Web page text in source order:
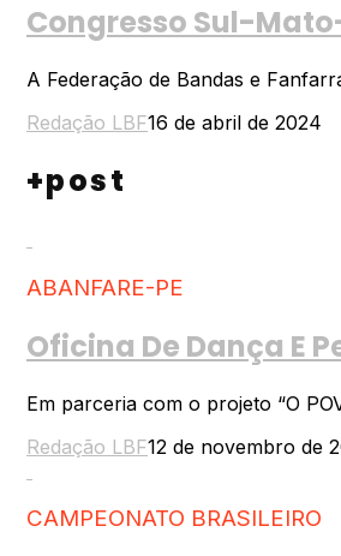
Congresso Sul-
A Federação de Bandas e
Redação LBF16 de abril de 2024
+post
ABANFARE-PE
Oficina De Dança E
Em parceria com o projeto “O
Redação LBF12 de novembro de
CAMPEONATO BRASILEIRO